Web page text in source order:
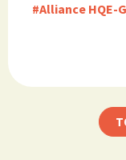
#Alliance HQE-